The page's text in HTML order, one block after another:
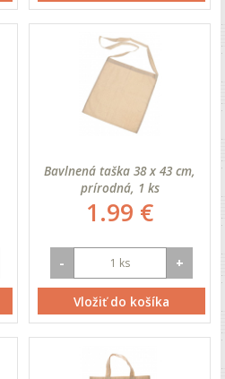
Bavlnená taška 38 x 43 cm,
prírodná, 1 ks
1.99 €
- +
Vložiť do košíka